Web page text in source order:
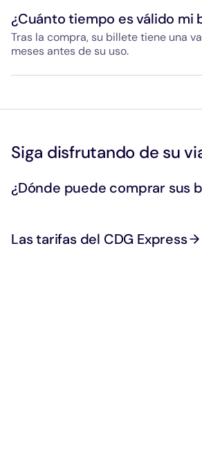
después de la validación del trayecto
realizar el viaje en sentido contrario.
¿Cuánto tiempo es válido mi
Tras la compra, su billete tiene una
meses antes de su uso.
vuelta podrá realizarse dentro de
Siga disfrutando de su
¿Dónde puede comprar sus
Las tarifas del CDG Express